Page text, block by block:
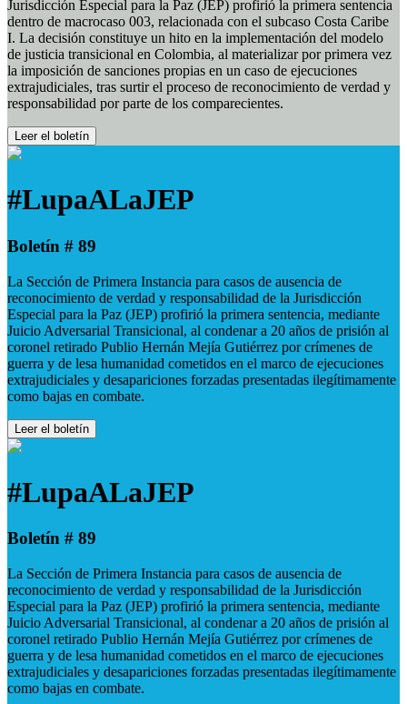
Jurisdicción Especial para la Paz (JEP) profirió la primera sentencia
dentro de macrocaso 003, relacionada con el subcaso Costa Caribe
I. La decisión constituye un hito en la implementación del modelo
de justicia transicional en Colombia, al materializar por primera vez
la imposición de sanciones propias en un caso de ejecuciones
extrajudiciales, tras surtir el proceso de reconocimiento de verdad y
responsabilidad por parte de los comparecientes.
Leer el boletín
#LupaALaJEP
Boletín # 89
La Sección de Primera Instancia para casos de ausencia de
reconocimiento de verdad y responsabilidad de la Jurisdicción
Especial para la Paz (JEP) profirió la primera sentencia, mediante
Juicio Adversarial Transicional, al condenar a 20 años de prisión al
coronel retirado Publio Hernán Mejía Gutiérrez por crímenes de
guerra y de lesa humanidad cometidos en el marco de ejecuciones
extrajudiciales y desapariciones forzadas presentadas ilegítimamente
como bajas en combate.
Leer el boletín
#LupaALaJEP
Boletín # 89
La Sección de Primera Instancia para casos de ausencia de
reconocimiento de verdad y responsabilidad de la Jurisdicción
Especial para la Paz (JEP) profirió la primera sentencia, mediante
Juicio Adversarial Transicional, al condenar a 20 años de prisión al
coronel retirado Publio Hernán Mejía Gutiérrez por crímenes de
guerra y de lesa humanidad cometidos en el marco de ejecuciones
extrajudiciales y desapariciones forzadas presentadas ilegítimamente
como bajas en combate.